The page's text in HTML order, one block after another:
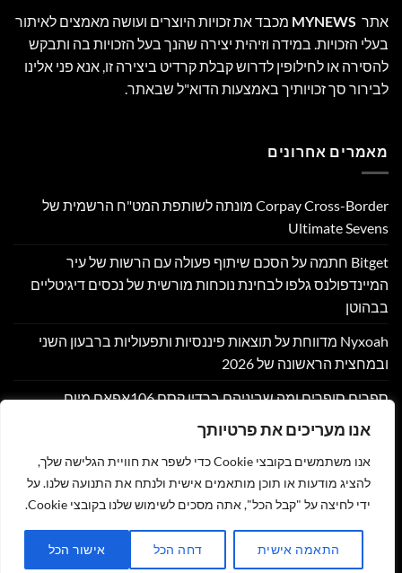
אנו מעריכים את פרטיותך
אנו משתמשים בקובצי Cookie כדי לשפר את חוויית הגלישה שלך,
להציג מודעות או תוכן מותאמים אישית ולנתח את התנועה שלנו. על
ידי לחיצה על "קבל הכל", אתה מסכים לשימוש שלנו בקובצי Cookie.
התאמה אישית דחה הכל אישור הכל
אתר MYNEWS מכבד את זכויות היוצרים ועושה מאמצים לאיתור
בעלי הזכויות. במידה וזיהית יצירה שהנך בעל הזכויות בה ותבקש
להסירה או לחילופין לדרוש קבלת קרדיט ביצירה זו, אנא פני אלינו
לבירור סך זכויותיך באמצעות הדוא"ל שבאתר.
מאמרים אחרונים
Corpay Cross-Border מונתה לשותפת המט"ח הרשמית של
Ultimate Sevens
Bitget חתמה על הסכם שיתוף פעולה עם הרשות של עיר
המיינדפולנס גלפו לבחינת נוכחות מורשית של נכסים דיגיטליים
בבהוטן
Nyxoah מדווחת על תוצאות פיננסיות ותפעוליות ברבעון השני
ובמחצית הראשונה של 2026
ספרים סופרים ומה שביניהם ברדיו קסם 106אפאם מיום
שוק אסימוני המניות מזנק ב-140% ב-2026 בהתאם למיפוי השוק
במחקר חדש של DeFiLlama
כל הזכויות שמורות 2026 © זהר נוי - MY NEWS